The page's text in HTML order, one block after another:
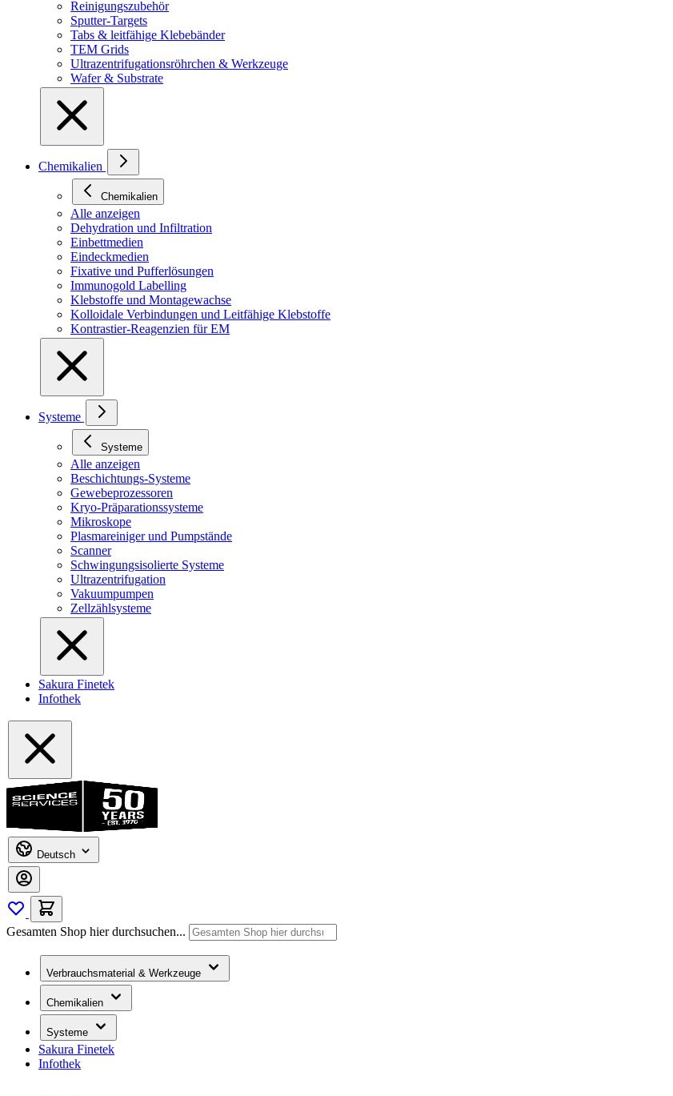
Reinigungszubehör
Sputter-Targets
Tabs & leitfähige Klebebänder
TEM Grids
Ultrazentrifugationsröhrchen & Werkzeuge
Wafer & Substrate
Chemikalien
Chemikalien
Alle anzeigen
Dehydration und Infiltration
Einbettmedien
Eindeckmedien
Fixative und Pufferlösungen
Immunogold Labelling
Klebstoffe und Montagewachse
Kolloidale Verbindungen und Leitfähige Klebstoffe
Kontrastier-Reagenzien für EM
Systeme
Systeme
Alle anzeigen
Beschichtungs-Systeme
Gewebeprozessoren
Kryo-Präparationssysteme
Mikroskope
Plasmareiniger und Pumpstände
Scanner
Schwingungsisolierte Systeme
Ultrazentrifugation
Vakuumpumpen
Zellzählsysteme
Sakura Finetek
Infothek
Deutsch
Gesamten Shop hier durchsuchen...
Verbrauchsmaterial & Werkzeuge
Chemikalien
Systeme
Sakura Finetek
Infothek